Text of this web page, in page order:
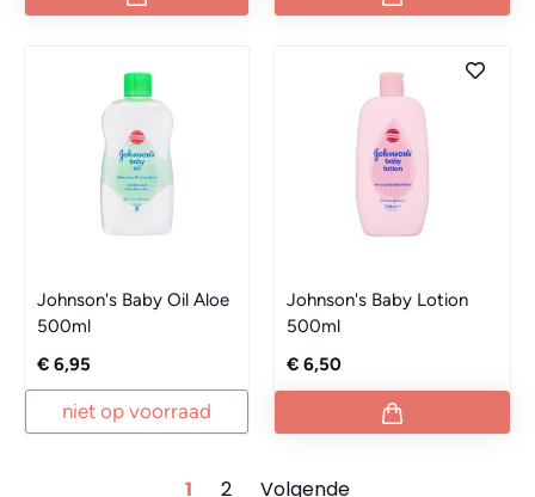
Johnson's Baby Oil Aloe
500ml
€ 6,95
niet op voorraad
Johnson's Baby Lotion
500ml
€ 6,50
1 2 Volgende